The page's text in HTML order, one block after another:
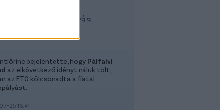
Új középpályás
bejelentette, hogy Pálfalvi
az elkövetkező idényt náluk tölti,
az ETO kölcsönadta a fiatal
25 16:41